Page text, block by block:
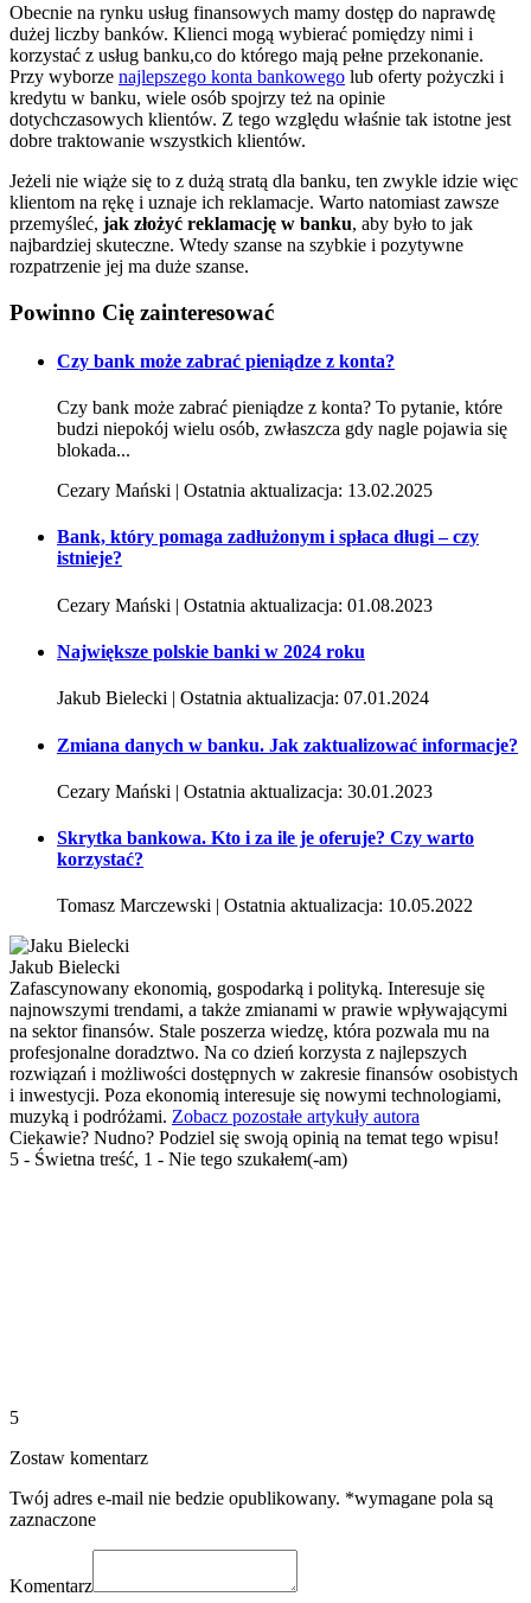
Obecnie na rynku usług finansowych mamy dostęp do naprawdę
dużej liczby banków. Klienci mogą wybierać pomiędzy nimi i
korzystać z usług banku,co do którego mają pełne przekonanie.
Przy wyborze najlepszego konta bankowego lub oferty pożyczki i
kredytu w banku, wiele osób spojrzy też na opinie
dotychczasowych klientów. Z tego względu właśnie tak istotne jest
dobre traktowanie wszystkich klientów.
Jeżeli nie wiąże się to z dużą stratą dla banku, ten zwykle idzie więc
klientom na rękę i uznaje ich reklamacje. Warto natomiast zawsze
przemyśleć, jak złożyć reklamację w banku, aby było to jak
najbardziej skuteczne. Wtedy szanse na szybkie i pozytywne
rozpatrzenie jej ma duże szanse.
Powinno Cię zainteresować
Czy bank może zabrać pieniądze z konta?
Czy bank może zabrać pieniądze z konta? To pytanie, które
budzi niepokój wielu osób, zwłaszcza gdy nagle pojawia się
blokada...
Cezary Mański | Ostatnia aktualizacja: 13.02.2025
Bank, który pomaga zadłużonym i spłaca długi – czy
istnieje?
Cezary Mański | Ostatnia aktualizacja: 01.08.2023
Największe polskie banki w 2024 roku
Jakub Bielecki | Ostatnia aktualizacja: 07.01.2024
Zmiana danych w banku. Jak zaktualizować informacje?
Cezary Mański | Ostatnia aktualizacja: 30.01.2023
Skrytka bankowa. Kto i za ile je oferuje? Czy warto
korzystać?
Tomasz Marczewski | Ostatnia aktualizacja: 10.05.2022
Jakub Bielecki
Zafascynowany ekonomią, gospodarką i polityką. Interesuje się
najnowszymi trendami, a także zmianami w prawie wpływającymi
na sektor finansów. Stale poszerza wiedzę, która pozwala mu na
profesjonalne doradztwo. Na co dzień korzysta z najlepszych
rozwiązań i możliwości dostępnych w zakresie finansów osobistych
i inwestycji. Poza ekonomią interesuje się nowymi technologiami,
muzyką i podróżami. Zobacz pozostałe artykuły autora
Ciekawie? Nudno? Podziel się swoją opinią na temat tego wpisu!
5 - Świetna treść, 1 - Nie tego szukałem(-am)
5
Zostaw komentarz
Twój adres e-mail nie bedzie opublikowany. *wymagane pola są
zaznaczone
Komentarz